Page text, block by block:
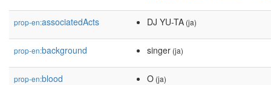
prop-en:associatedActs DJ YU-TA (ja)
prop-en:background singer (ja)
prop-en:blood O (ja)